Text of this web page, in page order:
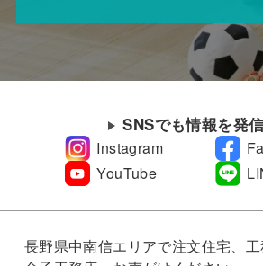
SNSでも情報を発
Instagram
YouTube
長野県中南信エリアで注文住宅、